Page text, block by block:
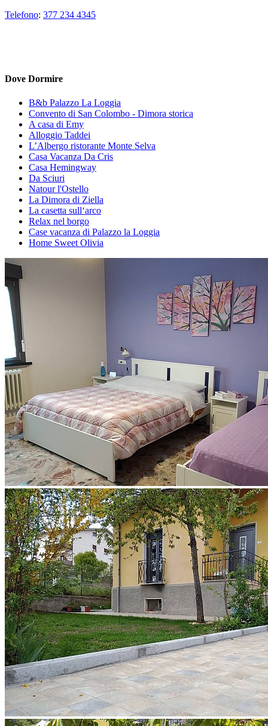
Telefono: 377 234 4345
Dove Dormire
B&b Palazzo La Loggia
Convento di San Colombo - Dimora storica
A casa di Emy
Alloggio Taddei
L’Albergo ristorante Monte Selva
Casa Vacanza Da Cris
Casa Hemingway
Da Sciuri
Natour l'Ostello
La Dimora di Ziella
La casetta sull‘arco
Relax nel borgo
Case vacanza di Palazzo la Loggia
Home Sweet Olivia